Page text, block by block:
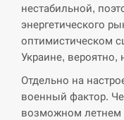
11:23
Россияне
есть
нестабильной,
энергетического
оптимистическом
Украине, вероятно,
Отдельно на
военный фактор.
возможном летнем